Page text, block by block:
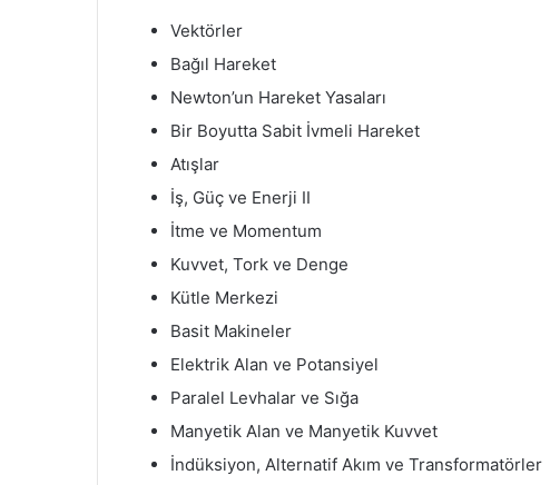
Vektörler
Bağıl Hareket
Newton’un Hareket Yasaları
Bir Boyutta Sabit İvmeli Hareket
Atışlar
İş, Güç ve Enerji II
İtme ve Momentum
Kuvvet, Tork ve Denge
Kütle Merkezi
Basit Makineler
Elektrik Alan ve Potansiyel
Paralel Levhalar ve Sığa
Manyetik Alan ve Manyetik Kuvvet
İndüksiyon, Alternatif Akım ve Transformatörler